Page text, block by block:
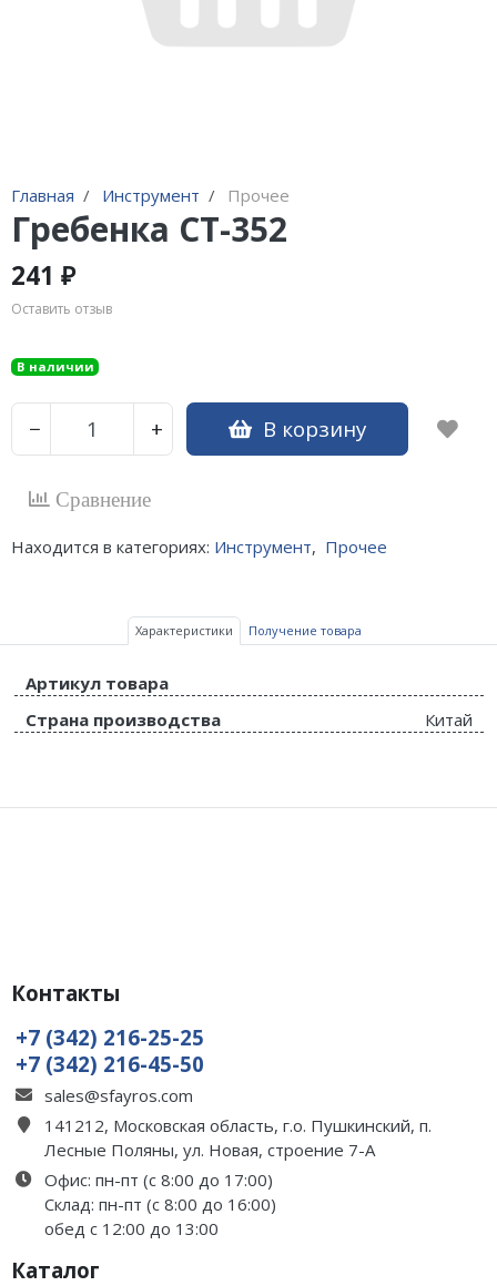
Главная Инструмент Прочее
Гребенка CT-352
241 ₽
Оставить отзыв
В наличии
− + В корзину
Сравнение
Находится в категориях: Инструмент, Прочее
Характеристики Получение товара
Артикул товара
Страна производства
Китай
Контакты
+7 (342) 216-25-25
+7 (342) 216-45-50
sales@sfayros.com
141212, Московская область, г.о. Пушкинский, п.
Лесные Поляны, ул. Новая, строение 7-А
Офис: пн-пт (с 8:00 до 17:00)
Склад: пн-пт (с 8:00 до 16:00)
обед с 12:00 до 13:00
Каталог
Манометры, вакуумметры
Прочее